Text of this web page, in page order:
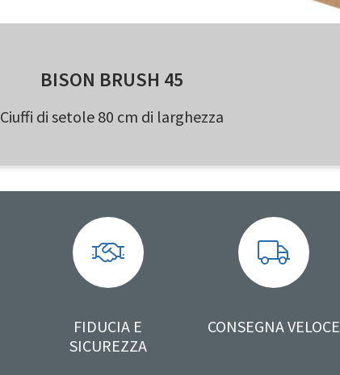
BISON BRUSH 45
Ciuffi di setole 80 cm di larghezza
FIDUCIA E
SICUREZZA
CONSEGNA VELOCE